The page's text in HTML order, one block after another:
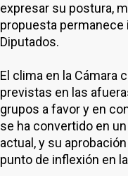
expresar su postura,
propuesta
Diputados.
El clima en la Cámara
previstas en las
grupos a favor y en
se ha convertido en
actual, y su
punto de inflexión en